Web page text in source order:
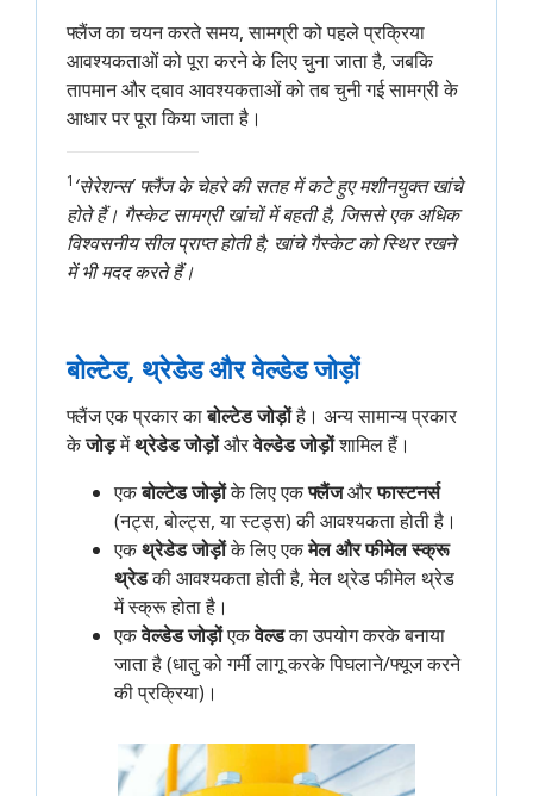
फ्लैंज का चयन करते समय, सामग्री को पहले प्रक्रिया
आवश्यकताओं को पूरा करने के लिए चुना जाता है, जबकि
तापमान और दबाव आवश्यकताओं को तब चुनी गई सामग्री के
आधार पर पूरा किया जाता है।
1 ‘सेरेशन्स’ फ्लैंज के चेहरे की सतह में कटे हुए मशीनयुक्त खांचे
होते हैं। गैस्केट सामग्री खांचों में बहती है, जिससे एक अधिक
विश्वसनीय सील प्राप्त होती है; खांचे गैस्केट को स्थिर रखने
में भी मदद करते हैं।
बोल्टेड, थ्रेडेड और वेल्डेड जोड़ों
फ्लैंज एक प्रकार काबोल्टेड जोड़ोंहै। अन्य सामान्य प्रकार
केजोड़मेंथ्रेडेड जोड़ोंऔरवेल्डेड जोड़ोंशामिल हैं।
एकबोल्टेड जोड़ोंके लिए एकफ्लैंजऔरफास्टनर्स
(नट्स, बोल्ट्स, या स्टड्स) की आवश्यकता होती है।
एकथ्रेडेड जोड़ोंके लिए एकमेल और फीमेल स्क्रू
थ्रेडकी आवश्यकता होती है, मेल थ्रेड फीमेल थ्रेड
में स्क्रू होता है।
एकवेल्डेड जोड़ोंएकवेल्डका उपयोग करके बनाया
जाता है (धातु को गर्मी लागू करके पिघलाने/फ्यूज करने
की प्रक्रिया)।